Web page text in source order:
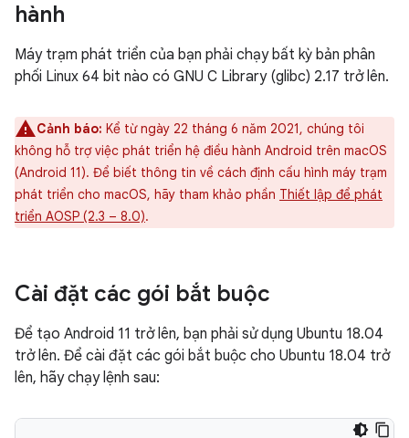
hành
Máy trạm phát triển của bạn phải chạy bất kỳ bản phân
phối Linux 64 bit nào có GNU C Library (glibc) 2.17 trở lên.
Cảnh báo: Kể từ ngày 22 tháng 6 năm 2021, chúng tôi
không hỗ trợ việc phát triển hệ điều hành Android trên macOS
(Android 11). Để biết thông tin về cách định cấu hình máy trạm
phát triển cho macOS, hãy tham khảo phần Thiết lập để phát
triển AOSP (2.3 – 8.0).
Cài đặt các gói bắt buộc
Để tạo Android 11 trở lên, bạn phải sử dụng Ubuntu 18.04
trở lên. Để cài đặt các gói bắt buộc cho Ubuntu 18.04 trở
lên, hãy chạy lệnh sau: